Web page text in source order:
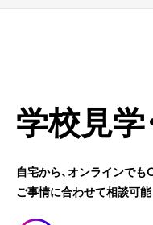
学校見学
自宅から、オンラインでも
ご事情に合わせて相談可能